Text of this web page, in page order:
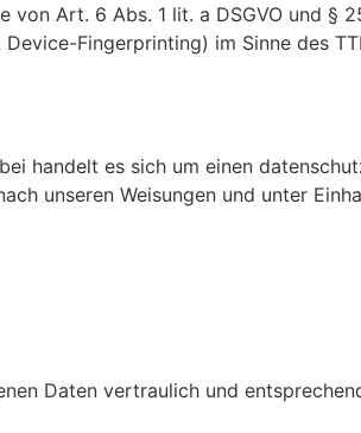
Art. 6 Abs. 1 lit. a DSGVO und §
Fingerprinting) im Sinne des
handelt es sich um einen
unseren Weisungen und unter
Daten vertraulich und